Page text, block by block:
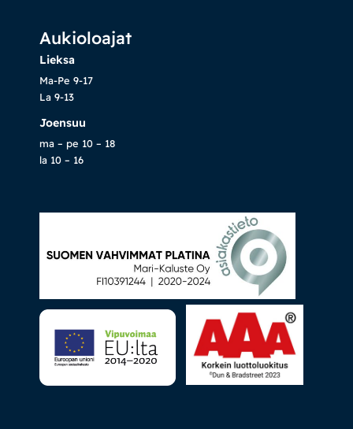
Aukioloajat
Lieksa
Ma-Pe 9-17
La 9-13
Joensuu
ma – pe 10 – 18
la 10 – 16